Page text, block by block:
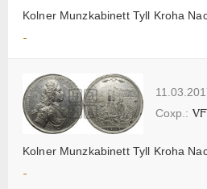
Kolner Munzkabinett Tyll Kroha
-
Kolner Munzkabinett Tyll Kroha
VF
-